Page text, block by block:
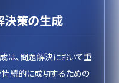
決策の生成
は、問題解決において重
続的に成功するための